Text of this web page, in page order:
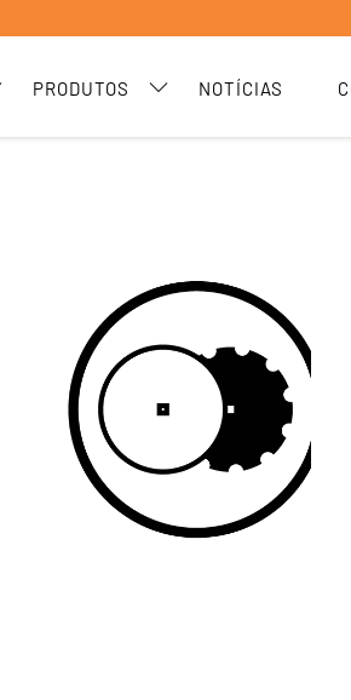
PRODUTOS NOTÍCIAS